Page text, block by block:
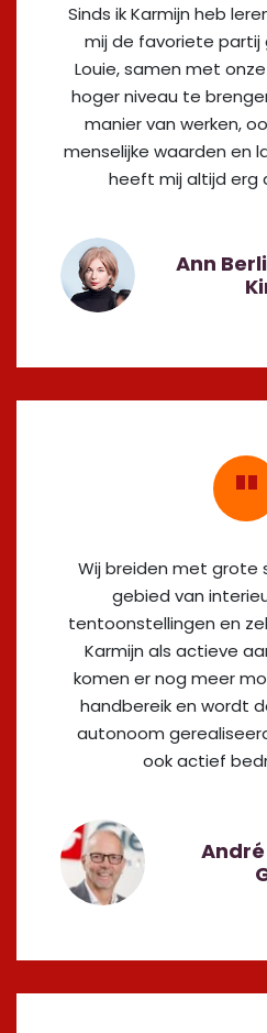
Sinds ik Karmijn heb
mij de favoriete partij
Louie, samen met
hoger niveau te
manier van werken,
menselijke waarden en
heeft mij altijd erg
Ann
Wij breiden met grote
gebied van
tentoonstellingen en
Karmijn als actieve
komen er nog meer
handbereik en wordt
autonoom
ook actief
André